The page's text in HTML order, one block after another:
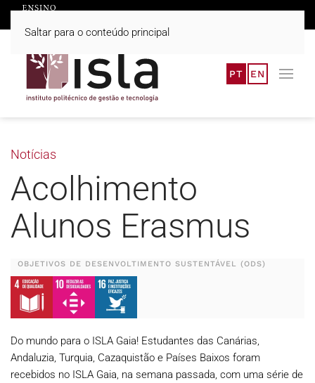
Saltar para o conteúdo principal
PT EN
Notícias
Acolhimento
Alunos Erasmus
OBJETIVOS DE DESENVOLTIMENTO SUSTENTÁVEL (ODS)
Do mundo para o ISLA Gaia! Estudantes das Canárias,
Andaluzia, Turquia, Cazaquistão e Países Baixos foram
recebidos no ISLA Gaia, na semana passada, com uma série de